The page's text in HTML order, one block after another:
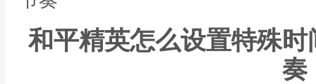
和平精英怎么设置特殊
奏